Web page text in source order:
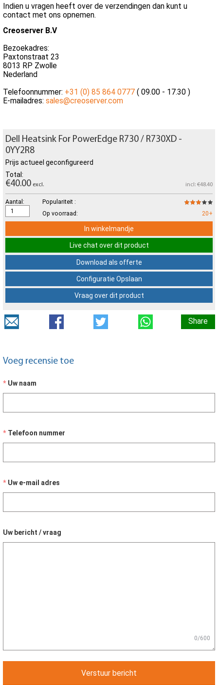
Indien u vragen heeft over de verzendingen dan kunt u
contact met ons opnemen.
Creoserver B.V
Bezoekadres:
Paxtonstraat 23
8013 RP Zwolle
Nederland
Telefoonnummer: +31 (0) 85 864 0777 ( 09.00 - 17.30 )
E-mailadres: sales@creoserver.com
Dell Heatsink For PowerEdge R730 / R730XD -
0YY2R8
Prijs actueel geconfigureerd
Total:
€40.00 excl. incl: €48.40
Aantal:
Populariteit :
Op voorraad:
20+
In winkelmandje
Live chat over dit product
Download als offerte
Configuratie Opslaan
Vraag over dit product
Share
Voeg recensie toe
Uw naam
Telefoon nummer
Uw e-mail adres
Uw bericht / vraag
0/600
Verstuur bericht